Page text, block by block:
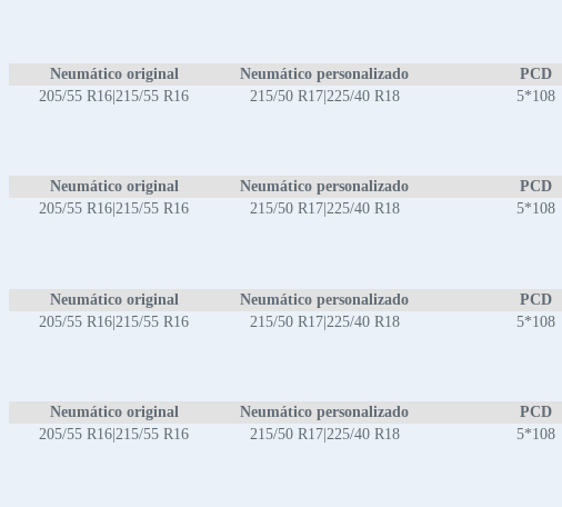
Neumático original Neumático personalizado PCD
205/55 R16|215/55 R16
215/50 R17|225/40 R18 5*108
Neumático original Neumático personalizado PCD
205/55 R16|215/55 R16
215/50 R17|225/40 R18 5*108
Neumático original Neumático personalizado PCD
205/55 R16|215/55 R16
215/50 R17|225/40 R18 5*108
Neumático original Neumático personalizado PCD
205/55 R16|215/55 R16
215/50 R17|225/40 R18 5*108